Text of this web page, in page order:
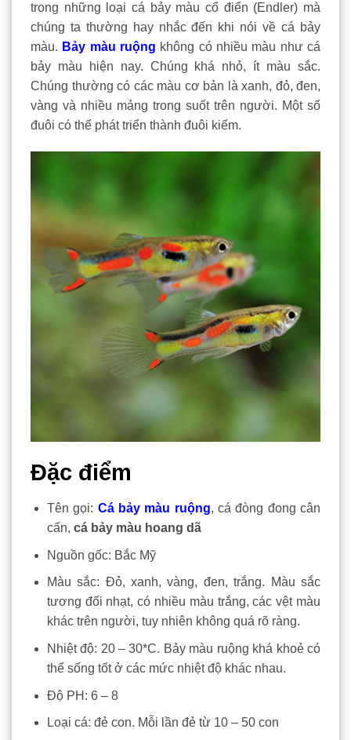
trong những loại cá bảy màu cổ điển (Endler) mà
chúng ta thường hay nhắc đến khi nói về cá bảy
màu. Bảy màu ruộng không có nhiều màu như cá
bảy màu hiện nay. Chúng khá nhỏ, ít màu sắc.
Chúng thường có các màu cơ bản là xanh, đỏ, đen,
vàng và nhiều mảng trong suốt trên người. Một số
đuôi có thể phát triển thành đuôi kiếm.
Đặc điểm
Tên gọi: Cá bảy màu ruộng, cá đòng đong cân
cấn, cá bảy màu hoang dã
Nguồn gốc: Bắc Mỹ
Màu sắc: Đỏ, xanh, vàng, đen, trắng. Màu sắc
tương đối nhạt, có nhiều màu trắng, các vệt màu
khác trên người, tuy nhiên không quá rõ ràng.
Nhiệt độ: 20 – 30*C. Bảy màu ruộng khá khoẻ có
thể sống tốt ở các mức nhiệt độ khác nhau.
Độ PH: 6 – 8
Loại cá: đẻ con. Mỗi lần đẻ từ 10 – 50 con